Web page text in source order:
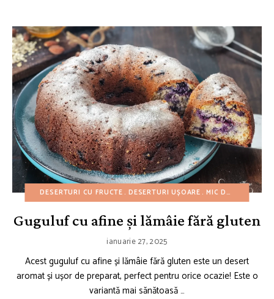
DESERTURI CU FRUCTE DESERTURI UȘOARE MIC DEJUN
Guguluf cu afine și lămâie fără gluten
ianuarie 27, 2025
Acest guguluf cu afine și lămâie fără gluten este un desert
aromat și ușor de preparat, perfect pentru orice ocazie! Este o
variantă mai sănătoasă …